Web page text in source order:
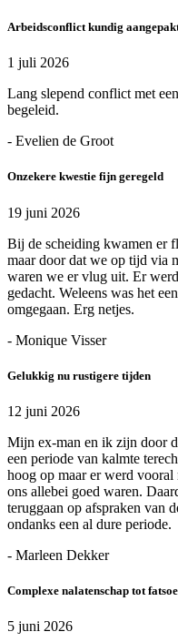
Arbeidsconflict kundig
1 juli 2026
Lang slepend conflict met
begeleid.
- Evelien de Groot
Onzekere kwestie fijn geregeld
19 juni 2026
Bij de scheiding kwamen er
maar door dat we op tijd via
waren we er vlug uit. Er
gedacht. Weleens was het
omgegaan. Erg netjes.
- Monique Visser
Gelukkig nu rustigere tijden
12 juni 2026
Mijn ex-man en ik zijn door
een periode van kalmte
hoog op maar er werd
ons allebei goed waren.
teruggaan op afspraken van
ondanks een al dure periode.
- Marleen Dekker
Complexe nalatenschap tot
5 juni 2026